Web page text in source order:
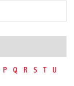
P Q R S T
U